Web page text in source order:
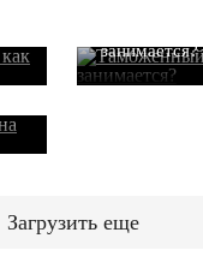
занимается?
Загрузить еще